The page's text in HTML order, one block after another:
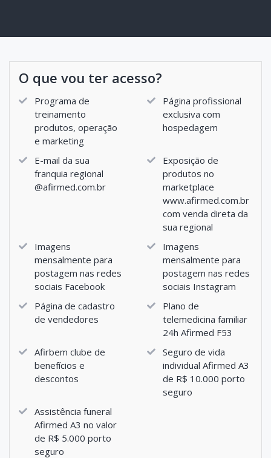
O que vou ter acesso?
Programa de
treinamento
produtos, operação
e marketing
Página profissional
exclusiva com
hospedagem
E-mail da sua
franquia regional
@afirmed.com.br
Exposição de
produtos no
marketplace
www.afirmed.com.br
com venda direta da
sua regional
Imagens
mensalmente para
postagem nas redes
sociais Facebook
Imagens
mensalmente para
postagem nas redes
sociais Instagram
Página de cadastro
de vendedores
Plano de
telemedicina familiar
24h Afirmed F53
Afirbem clube de
benefícios e
descontos
Seguro de vida
individual Afirmed A3
de R$ 10.000 porto
seguro
Assistência funeral
Afirmed A3 no valor
de R$ 5.000 porto
seguro